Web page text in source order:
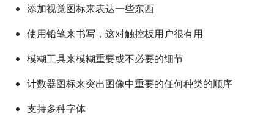
添加视觉图标来表达一些东西
使用铅笔来书写，这对触控板用户很有用
模糊工具来模糊重要或不必要的细节
计数器图标来突出图像中重要的任何种类的顺序
支持多种字体